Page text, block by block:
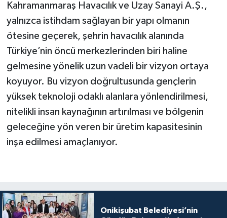
Kahramanmaraş Havacılık ve Uzay Sanayi A.Ş.,
yalnızca istihdam sağlayan bir yapı olmanın
ötesine geçerek, şehrin havacılık alanında
Türkiye’nin öncü merkezlerinden biri haline
gelmesine yönelik uzun vadeli bir vizyon ortaya
koyuyor. Bu vizyon doğrultusunda gençlerin
yüksek teknoloji odaklı alanlara yönlendirilmesi,
nitelikli insan kaynağının artırılması ve bölgenin
geleceğine yön veren bir üretim kapasitesinin
inşa edilmesi amaçlanıyor.
Onikişubat Belediyesi’nin